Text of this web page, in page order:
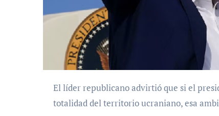
El líder republicano advirtió que si el presidente ruso demuestra su intención de conquistar la
totalidad del territorio ucraniano, esa